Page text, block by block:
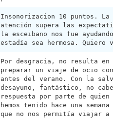
Insonorizacion 10 puntos.
atención supera las
la esceibano nos fue
estadía sea hermosa. Quiero
Por desgracia, no resulta en
preparar un viaje de ocio
antes del verano. Con la
desayuno, fantástico, no
respuesta por parte de
hemos tenido hace una
que no nos permitía viajar a